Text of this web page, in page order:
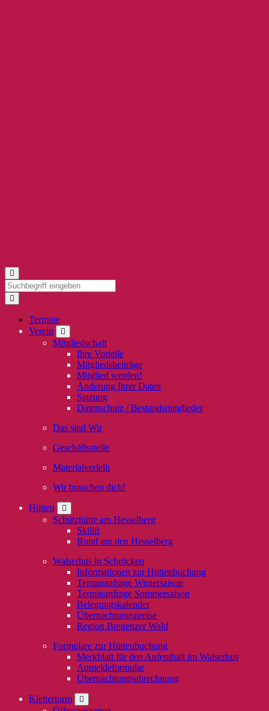
Termine
Verein
Mitgliedschaft
Ihre Vorteile
Mitgliedsbeiträge
Mitglied werden!
Änderung Ihrer Daten
Satzung
Datenschutz / Bestandsmitglieder
Das sind Wir
Geschäftsstelle
Materialverleih
Wir brauchen dich!
Hütten
Schutzhütte am Hesselberg
Skilift
Rund um den Hesselberg
Walserhus in Schröcken
Informationen zur Hüttenbuchung
Terminanfrage Wintersaison
Terminanfrage Sommersaison
Belegungskalender
Übernachtungspreise
Region Bregenzer Wald
Formulare zur Hüttenbuchung
Merkblatt für den Aufenthalt im Walserhus
Anmeldeformular
Übernachtungsabrechnung
Kletterturm